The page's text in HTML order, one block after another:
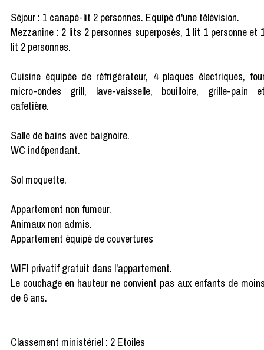
Séjour : 1 canapé-lit 2 personnes. Equipé d'une télévision.
Mezzanine : 2 lits 2 personnes superposés, 1 lit 1 personne et
lit 2 personnes.
Cuisine équipée de réfrigérateur, 4 plaques électriques,
micro-ondes grill, lave-vaisselle, bouilloire, grille-pain
cafetière.
Salle de bains avec baignoire.
WC indépendant.
Sol moquette.
Appartement non fumeur.
Animaux non admis.
Appartement équipé de couvertures
WIFI privatif gratuit dans l'appartement.
Le couchage en hauteur ne convient pas aux enfants de
de 6 ans.
Classement ministériel : 2 Etoiles